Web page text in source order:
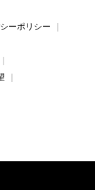
ーポリシー